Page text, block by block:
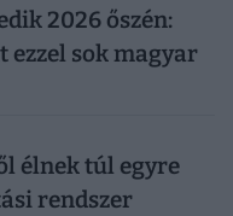
2026 őszén:
ezzel sok magyar
élnek túl egyre
rendszer